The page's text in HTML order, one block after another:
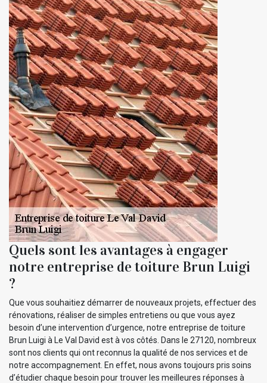
Quels sont les avantages à engager
notre entreprise de toiture Brun Luigi
?
Que vous souhaitiez démarrer de nouveaux projets, effectuer des
rénovations, réaliser de simples entretiens ou que vous ayez
besoin d’une intervention d’urgence, notre entreprise de toiture
Brun Luigi à Le Val David est à vos côtés. Dans le 27120, nombreux
sont nos clients qui ont reconnus la qualité de nos services et de
notre accompagnement. En effet, nous avons toujours pris soins
d’étudier chaque besoin pour trouver les meilleures réponses à